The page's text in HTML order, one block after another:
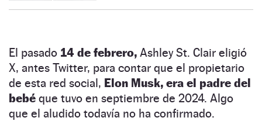
El pasado 14 de febrero, Ashley St. Clair eligió
X, antes Twitter, para contar que el propietario
de esta red social, Elon Musk, era el padre del
bebé que tuvo en septiembre de 2024. Algo
que el aludido todavía no ha confirmado.